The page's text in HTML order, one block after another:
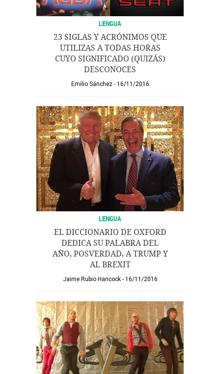
LENGUA
23 SIGLAS Y ACRÓNIMOS QUE
UTILIZAS A TODAS HORAS
CUYO SIGNIFICADO (QUIZÁS)
DESCONOCES
Emilio Sánchez 16/11/2016
LENGUA
EL DICCIONARIO DE OXFORD
DEDICA SU PALABRA DEL
AÑO, POSVERDAD, A TRUMP Y
AL BREXIT
Jaime Rubio Hancock 16/11/2016